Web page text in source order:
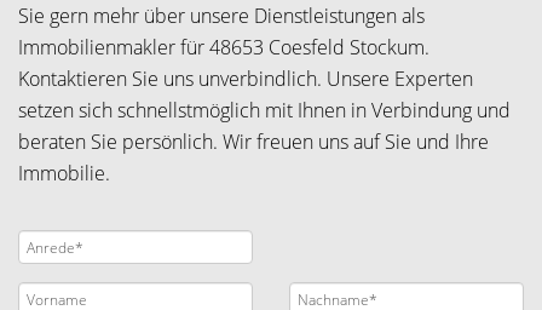
Sie gern mehr über unsere Dienstleistungen als
Immobilienmakler für 48653 Coesfeld Stockum.
Kontaktieren Sie uns unverbindlich. Unsere Experten
setzen sich schnellstmöglich mit Ihnen in Verbindung und
beraten Sie persönlich. Wir freuen uns auf Sie und Ihre
Immobilie.